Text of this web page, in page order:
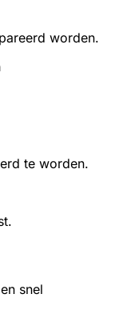
worden.
te worden.
snel